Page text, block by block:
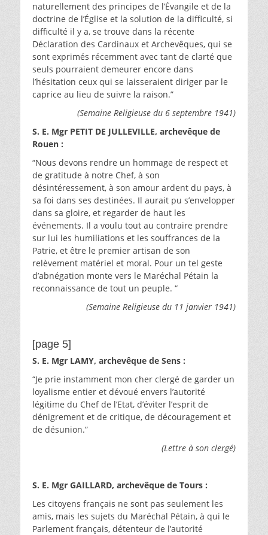
naturellement des principes de l’Évangile et de la
doctrine de l’Église et la solution de la difficulté, si
difficulté il y a, se trouve dans la récente
Déclaration des Cardinaux et Archevêques, qui se
sont exprimés récemment avec tant de clarté que
seuls pourraient demeurer encore dans
l’hésitation ceux qui se laisseraient diriger par le
caprice au lieu de suivre la raison.”
(Semaine Religieuse du 6 septembre 1941)
S. E. Mgr PETIT DE JULLEVILLE, archevêque de
Rouen :
“Nous devons rendre un hommage de respect et
de gratitude à notre Chef, à son
désintéressement, à son amour ardent du pays, à
sa foi dans ses destinées. Il aurait pu s’envelopper
dans sa gloire, et regarder de haut les
événements. Il a voulu tout au contraire prendre
sur lui les humiliations et les souffrances de la
Patrie, et être le premier artisan de son
relèvement matériel et moral. Pour un tel geste
d’abnégation monte vers le Maréchal Pétain la
reconnaissance de tout un peuple. “
(Semaine Religieuse du 11 janvier 1941)
[page 5]
S. E. Mgr LAMY, archevêque de Sens :
“Je prie instamment mon cher clergé de garder un
loyalisme entier et dévoué envers l’autorité
légitime du Chef de l’Etat, d’éviter l’esprit de
dénigrement et de critique, de découragement et
de désunion.”
(Lettre à son clergé)
S. E. Mgr GAILLARD, archevêque de Tours :
Les citoyens français ne sont pas seulement les
amis, mais les sujets du Maréchal Pétain, à qui le
Parlement français, détenteur de l’autorité